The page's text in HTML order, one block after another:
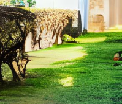
“数智·语言·